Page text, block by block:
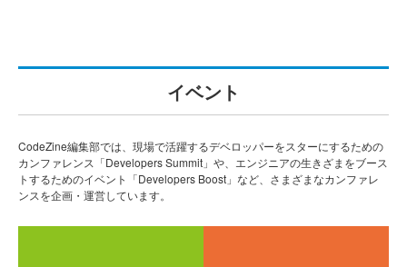
イベント
CodeZine編集部では、現場で活躍するデベロッパーをスターにするための
カンファレンス「Developers Summit」や、エンジニアの生きざまをブース
トするためのイベント「Developers Boost」など、さまざまなカンファレ
ンスを企画・運営しています。